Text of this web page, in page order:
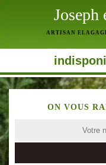
Joseph
ARTISAN
ON VOUS